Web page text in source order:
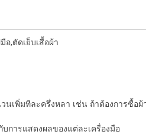
,ตัดเย็บเสื้อผ้า
เพิ่มทีละครึ่งหลา เช่น ถ้าต้องการซื้
การแสดงผลของแต่ละเครื่องมือ